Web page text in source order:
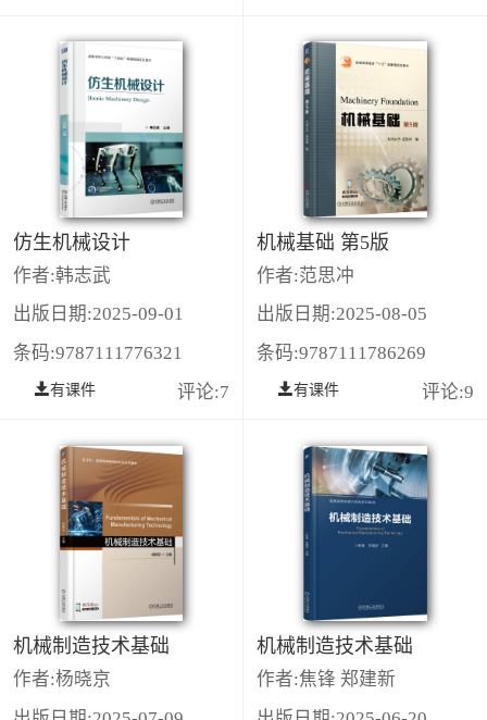
仿生机械设计
作者:韩志武
出版日期:2025-09-01
条码:9787111776321
有课件 评论:7
机械基础 第5版
作者:范思冲
出版日期:2025-08-05
条码:9787111786269
有课件 评论:9
机械制造技术基础
作者:杨晓京
机械制造技术基础
作者:焦锋 郑建新